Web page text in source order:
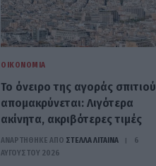
ΟΙΚΟΝΟΜΊΑ
Το όνειρο της αγοράς σπιτιού
απομακρύνεται: Λιγότερα
ακίνητα, ακριβότερες τιμές
ΑΝΑΡΤΗΘΗΚΕ ΑΠΟ ΣΤΈΛΛΑ ΛΊΤΑΙΝΑ
6
ΑΥΓΟΎΣΤΟΥ 2026